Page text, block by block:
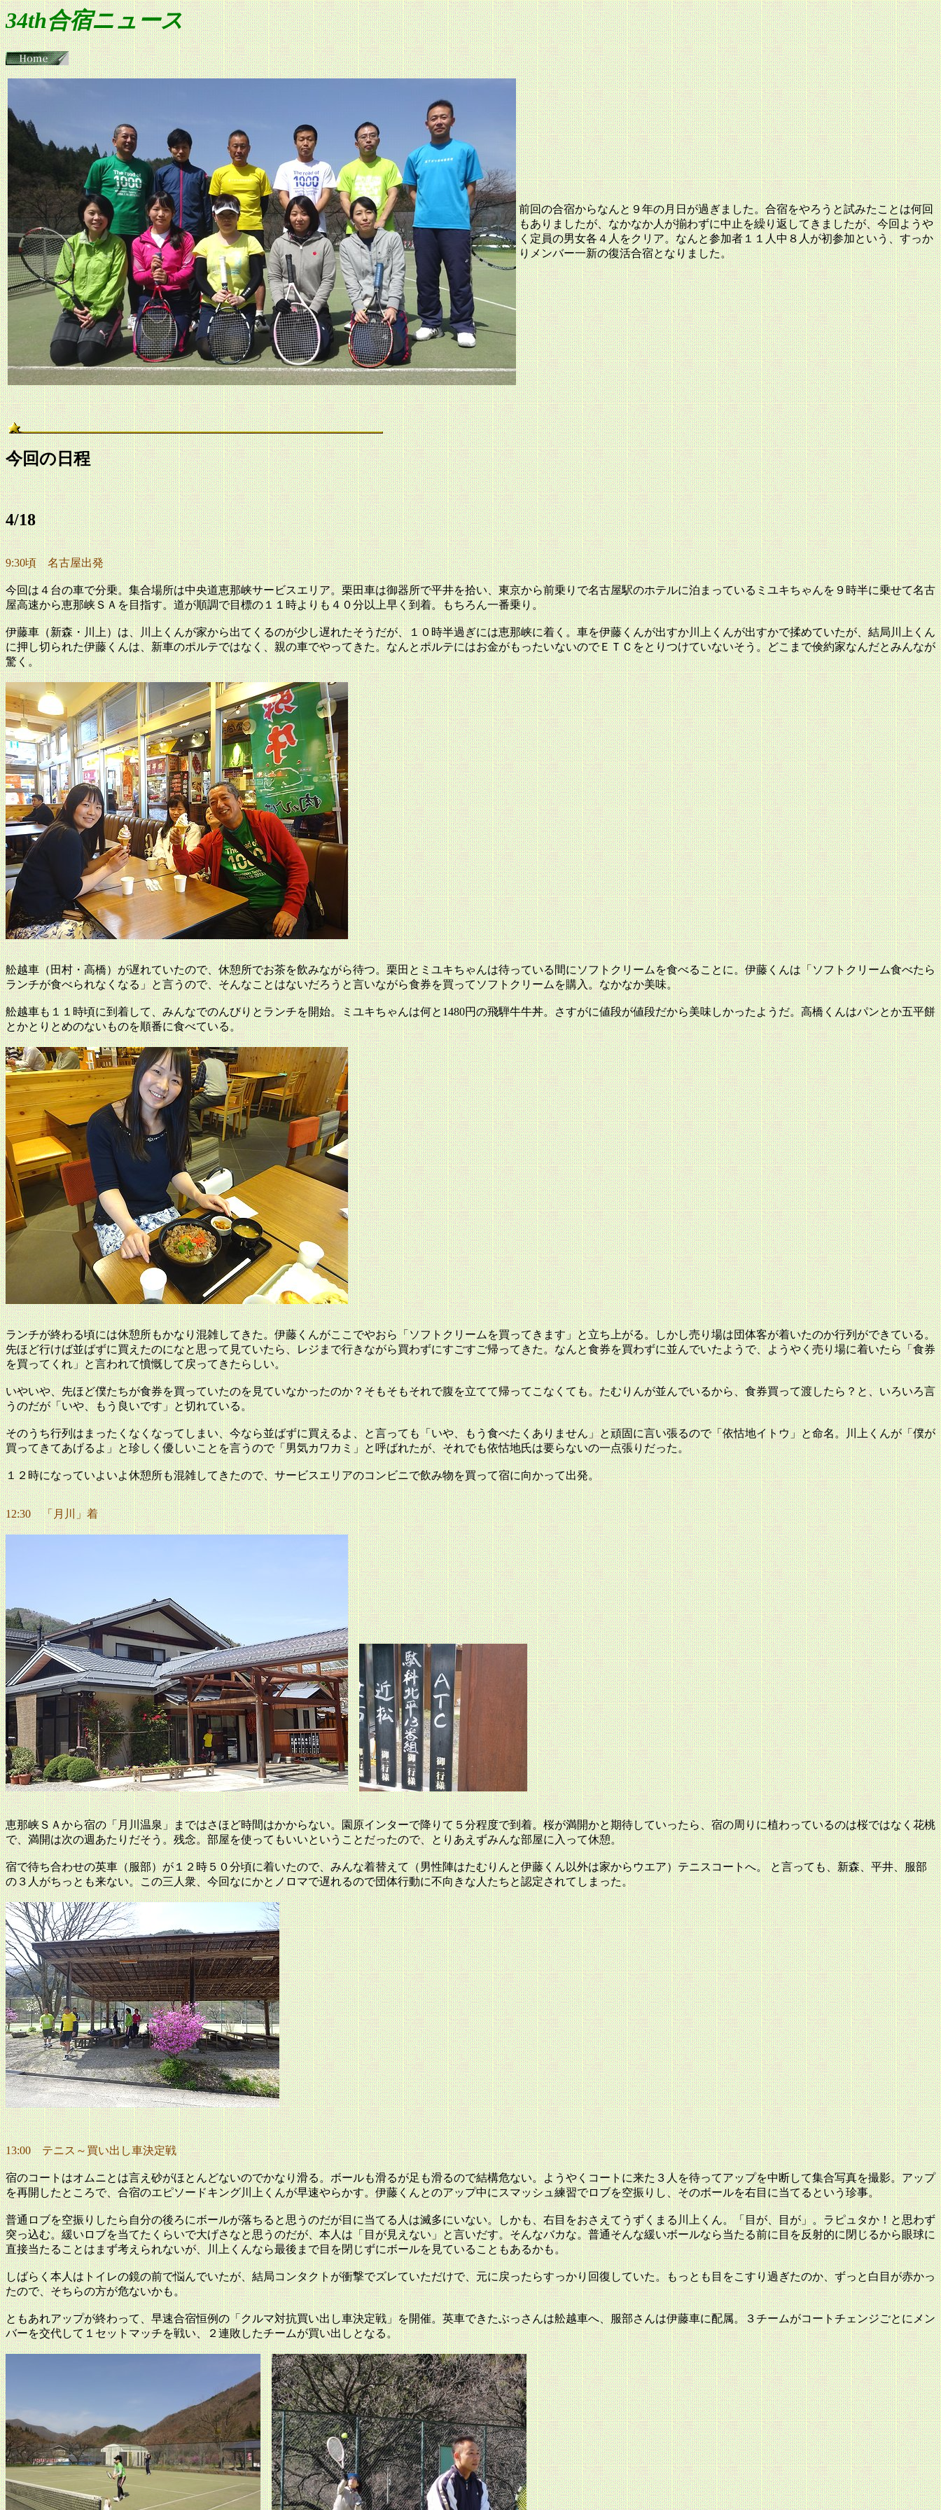
34th合宿ニュース
前回の合宿からなんと９年の月日が過ぎました。合宿をやろうと試みたことは何回
もありましたが、なかなか人が揃わずに中止を繰り返してきましたが、今回ようや
く定員の男女各４人をクリア。なんと参加者１１人中８人が初参加という、すっか
りメンバー一新の復活合宿となりました。
今回の日程
4/18
9:30頃 名古屋出発
今回は４台の車で分乗。集合場所は中央道恵那峡サービスエリア。栗田車は御器所で平井を拾い、東京から前乗りで名古屋駅のホテルに泊まっているミユキちゃんを９時半に乗せて名古
屋高速から恵那峡ＳＡを目指す。道が順調で目標の１１時よりも４０分以上早く到着。もちろん一番乗り。
伊藤車（新森・川上）は、川上くんが家から出てくるのが少し遅れたそうだが、１０時半過ぎには恵那峡に着く。車を伊藤くんが出すか川上くんが出すかで揉めていたが、結局川上くん
に押し切られた伊藤くんは、新車のポルテではなく、親の車でやってきた。なんとポルテにはお金がもったいないのでＥＴＣをとりつけていないそう。どこまで倹約家なんだとみんなが
驚く。
舩越車（田村・高橋）が遅れていたので、休憩所でお茶を飲みながら待つ。栗田とミユキちゃんは待っている間にソフトクリームを食べることに。伊藤くんは「ソフトクリーム食べたら
ランチが食べられなくなる」と言うので、そんなことはないだろうと言いながら食券を買ってソフトクリームを購入。なかなか美味。
舩越車も１１時頃に到着して、みんなでのんびりとランチを開始。ミユキちゃんは何と1480円の飛騨牛牛丼。さすがに値段が値段だから美味しかったようだ。高橋くんはパンとか五平餅
とかとりとめのないものを順番に食べている。
ランチが終わる頃には休憩所もかなり混雑してきた。伊藤くんがここでやおら「ソフトクリームを買ってきます」と立ち上がる。しかし売り場は団体客が着いたのか行列ができている。
先ほど行けば並ばずに買えたのになと思って見ていたら、レジまで行きながら買わずにすごすご帰ってきた。なんと食券を買わずに並んでいたようで、ようやく売り場に着いたら「食券
を買ってくれ」と言われて憤慨して戻ってきたらしい。
いやいや、先ほど僕たちが食券を買っていたのを見ていなかったのか？そもそもそれで腹を立てて帰ってこなくても。たむりんが並んでいるから、食券買って渡したら？と、いろいろ言
うのだが「いや、もう良いです」と切れている。
そのうち行列はまったくなくなってしまい、今なら並ばずに買えるよ、と言っても「いや、もう食べたくありません」と頑固に言い張るので「依怙地イトウ」と命名。川上くんが「僕が
買ってきてあげるよ」と珍しく優しいことを言うので「男気カワカミ」と呼ばれたが、それでも依怙地氏は要らないの一点張りだった。
１２時になっていよいよ休憩所も混雑してきたので、サービスエリアのコンビニで飲み物を買って宿に向かって出発。
12:30 「月川」着
恵那峡ＳＡから宿の「月川温泉」まではさほど時間はかからない。園原インターで降りて５分程度で到着。桜が満開かと期待していったら、宿の周りに植わっているのは桜ではなく花桃
で、満開は次の週あたりだそう。残念。部屋を使ってもいいということだったので、とりあえずみんな部屋に入って休憩。
宿で待ち合わせの英車（服部）が１２時５０分頃に着いたので、みんな着替えて（男性陣はたむりんと伊藤くん以外は家からウエア）テニスコートへ。 と言っても、新森、平井、服部
の３人がちっとも来ない。この三人衆、今回なにかとノロマで遅れるので団体行動に不向きな人たちと認定されてしまった。
13:00テニス～買い出し車決定戦
宿のコートはオムニとは言え砂がほとんどないのでかなり滑る。ボールも滑るが足も滑るので結構危ない。ようやくコートに来た３人を待ってアップを中断して集合写真を撮影。アップ
を再開したところで、合宿のエピソードキング川上くんが早速やらかす。伊藤くんとのアップ中にスマッシュ練習でロブを空振りし、そのボールを右目に当てるという珍事。
普通ロブを空振りしたら自分の後ろにボールが落ちると思うのだが目に当てる人は滅多にいない。しかも、右目をおさえてうずくまる川上くん。「目が、目が」。ラピュタか！と思わず
突っ込む。緩いロブを当てたくらいで大げさなと思うのだが、本人は「目が見えない」と言いだす。そんなバカな。普通そんな緩いボールなら当たる前に目を反射的に閉じるから眼球に
直接当たることはまず考えられないが、川上くんなら最後まで目を閉じずにボールを見ていることもあるかも。
しばらく本人はトイレの鏡の前で悩んでいたが、結局コンタクトが衝撃でズレていただけで、元に戻ったらすっかり回復していた。もっとも目をこすり過ぎたのか、ずっと白目が赤かっ
たので、そちらの方が危ないかも。
ともあれアップが終わって、早速合宿恒例の「クルマ対抗買い出し車決定戦」を開催。英車できたぶっさんは舩越車へ、服部さんは伊藤車に配属。３チームがコートチェンジごとにメン
バーを交代して１セットマッチを戦い、２連敗したチームが買い出しとなる。